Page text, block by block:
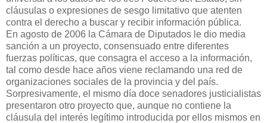
cláusulas o expresiones de sesgo limitativo que atenten
contra el derecho a buscar y recibir información pública.
En agosto de 2006 la Cámara de Diputados le dio media
sanción a un proyecto, consensuado entre diferentes
fuerzas políticas, que consagra el acceso a la información,
tal como desde hace años viene reclamando una red de
organizaciones sociales de la provincia y del país.
Sorpresivamente, el mismo día doce senadores justicialistas
presentaron otro proyecto que, aunque no contiene la
cláusula del interés legítimo introducida por ellos mismos en